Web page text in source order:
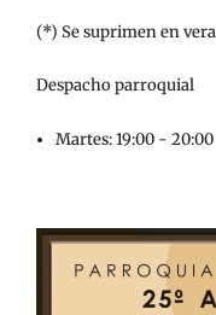
(*) Se suprimen en
Despacho parroquial
Martes: 19:00 - 20:00